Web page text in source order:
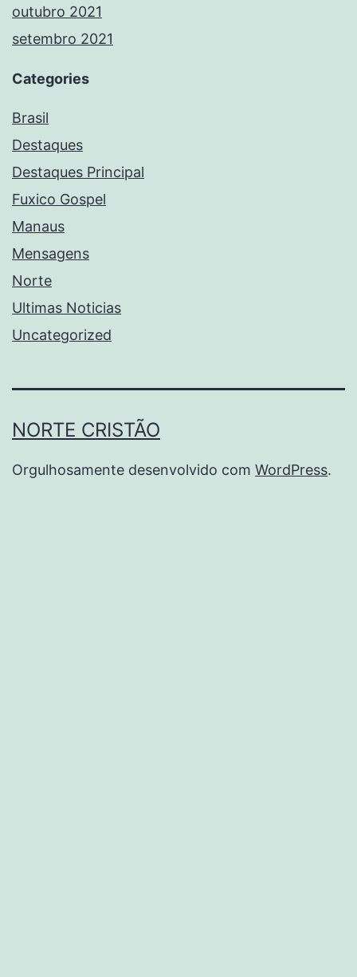
outubro 2021
setembro 2021
Categories
Brasil
Destaques
Destaques Principal
Fuxico Gospel
Manaus
Mensagens
Norte
Ultimas Noticias
Uncategorized
NORTE CRISTÃO
Orgulhosamente desenvolvido com WordPress.